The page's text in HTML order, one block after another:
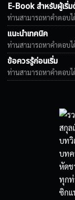
E-Book สำหรับผู้เริ่
ท่านสามารถหาคำตอบ
แนะนำเทคนิค
ท่านสามารถหาคำตอบ
ข้อควรรู้ก่อนเริ่ม
ท่านสามารถหาคำตอบ